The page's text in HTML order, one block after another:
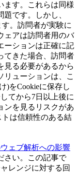
ます。これらは同様
です。しかし、
。訪問者が実験に
ェアは訪問者用のバ
ーションは正確に記
てきた場合、訪問者
見る必要があるから
リューションは、こ
)をCookieに保存し
てから7日以上後に
ンを見るリスクがあ
は信頼性のある結
ェブ解析への影響
さい。この記事で
レンジに対する回